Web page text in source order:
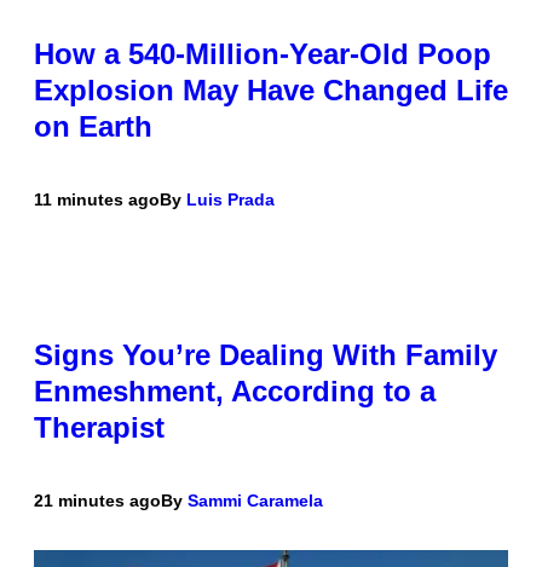
How a 540-Million-Year-Old Poop
Explosion May Have Changed Life
on Earth
11 minutes agoBy Luis Prada
Signs You’re Dealing With Family
Enmeshment, According to a
Therapist
21 minutes agoBy Sammi Caramela